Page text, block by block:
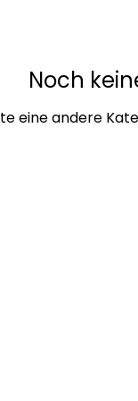
Noch
eine andere